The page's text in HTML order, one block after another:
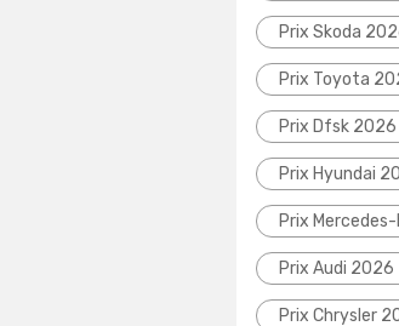
Prix Skoda
Prix Toyota
Prix Dfsk 2026
Prix Hyundai
Prix
Prix Audi 2026
Prix Chrysler